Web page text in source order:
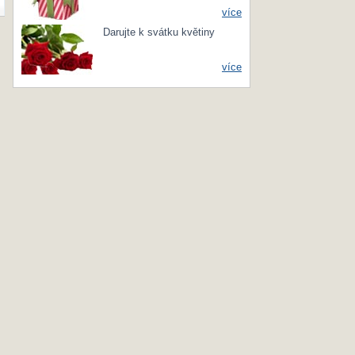
více
Darujte k svátku květiny
více